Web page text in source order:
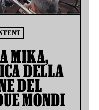
MIKA,
DELLA
DEL
MONDI